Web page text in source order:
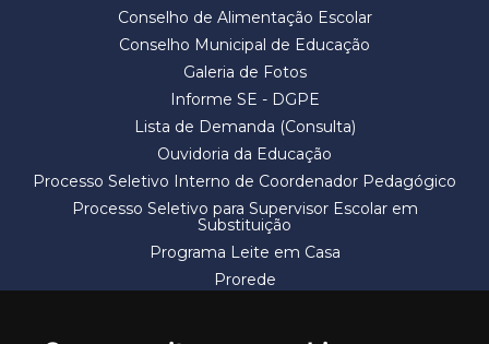
Conselho de Alimentação Escolar
Conselho Municipal de Educação
Galeria de Fotos
Informe SE - DGPE
Lista de Demanda (Consulta)
Ouvidoria da Educação
Processo Seletivo Interno de Coordenador Pedagógico
Processo Seletivo para Supervisor Escolar em
Substituição
Programa Leite em Casa
Prorede